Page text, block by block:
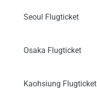
Seoul Flugticket
Osaka Flugticket
Kaohsiung Flugticket